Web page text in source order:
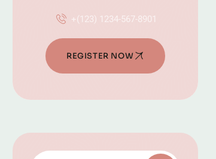
+(123) 1234-567-8901
REGISTER NOW